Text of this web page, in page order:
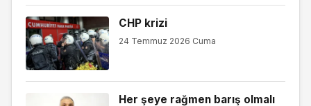
CHP krizi
24 Temmuz 2026 Cuma
Her şeye rağmen barış olmalı